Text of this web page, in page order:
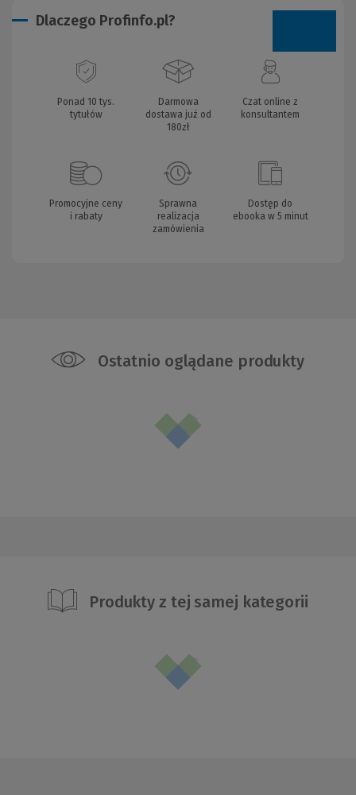
Dlaczego Profinfo.pl?
Ponad 10 tys.
tytułów
Darmowa
dostawa już od
180zł
Czat online z
konsultantem
Promocyjne ceny
i rabaty
Sprawna
realizacja
zamówienia
Dostęp do
ebooka w 5 minut
Ostatnio oglądane produkty
Produkty z tej samej kategorii